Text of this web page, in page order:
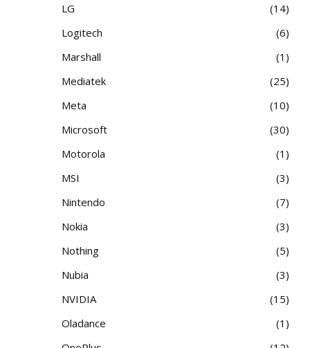
LG
14
Logitech
6
Marshall
1
Mediatek
25
Meta
10
Microsoft
30
Motorola
1
MSI
3
Nintendo
7
Nokia
3
Nothing
5
Nubia
3
NVIDIA
15
Oladance
1